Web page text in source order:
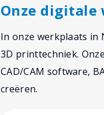
Onze
In onze werkplaats in
3D printtechniek.
CAD/CAM software,
creëren.